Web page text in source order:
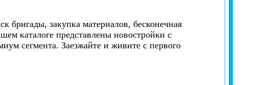
бригады, закупка материалов, бесконечная
каталоге представлены новостройки с
сегмента. Заезжайте и живите с первого